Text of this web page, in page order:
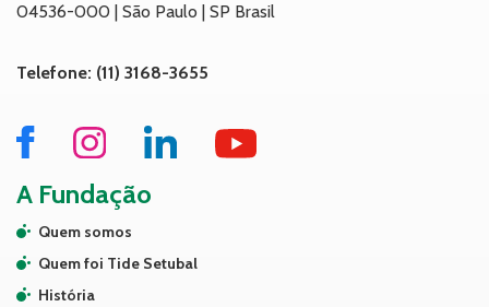
04536-000 | São Paulo | SP Brasil
Telefone: (11) 3168-3655
A Fundação
Quem somos
Quem foi Tide Setubal
História